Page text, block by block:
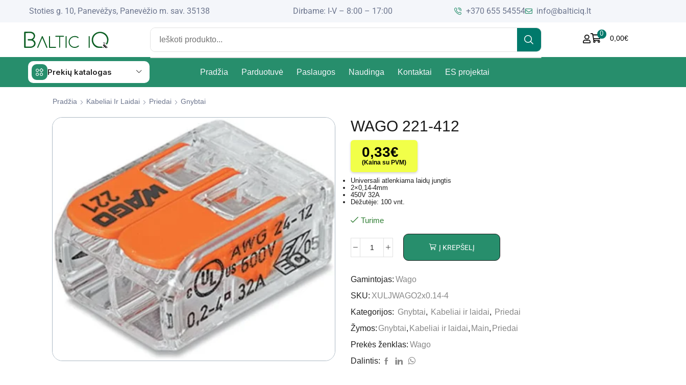
Stoties g. 10, Panevėžys, Panevėžio m. sav. 35138 Dirbame: I-V – 8:00 – 17:00 +370 655 54554 info@balticiq.lt
0
0,00€
Prekių katalogas Pradžia Parduotuvė Paslaugos Naudinga Kontaktai ES projektai
Pradžia Kabeliai Ir Laidai Priedai Gnybtai
WAGO 221-412
0,33€
(Kaina su PVM)
Universali atlenkiama laidų jungtis
2×0,14-4mm
450V 32A
Dėžutėje: 100 vnt.
Turime
Į KREPŠELĮ
Gamintojas: Wago
SKU: XULJWAGO2x0.14-4
Kategorijos: Gnybtai, Kabeliai ir laidai, Priedai
Žymos: Gnybtai, Kabeliai ir laidai, Main, Priedai
Prekės ženklas: Wago
Dalintis: